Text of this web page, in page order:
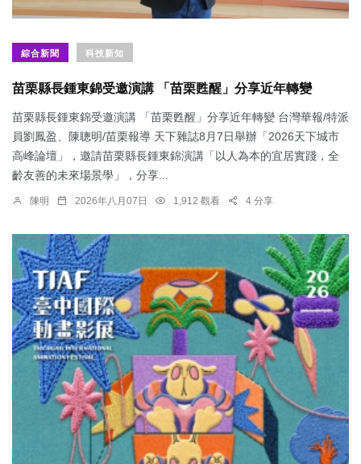
綜合新聞 科技新知
苗栗縣長鍾東錦受邀演講 「苗栗甦醒」分享近年轉變
苗栗縣長鍾東錦受邀演講 「苗栗甦醒」分享近年轉變 台灣華報/特派
員劉鳳盈、陳聰明/苗栗報導 天下雜誌8月7日舉辦「2026天下城市
高峰論壇」，邀請苗栗縣長鍾東錦演講「以人為本的宜居實踐，全
齡友善的未來場景學」，分享...
陳明 2026年八月07日 1,912 觀看 4 分享